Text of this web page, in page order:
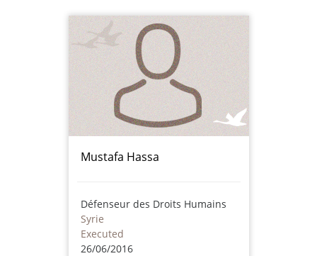
Mustafa Hassa
Défenseur des Droits Humains
Syrie
Executed
26/06/2016